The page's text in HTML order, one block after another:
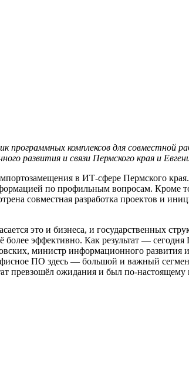
программных комплексов для совместной
развития и связи Пермского края и
в ИТ-сфере Пермского
по профильным вопросам. Кроме
совместная разработка проектов и
это и бизнеса, и государственных
эффективно. Как результат —
министр информационного развития
ПО здесь — большой и важный
превзошёл ожидания и был по-